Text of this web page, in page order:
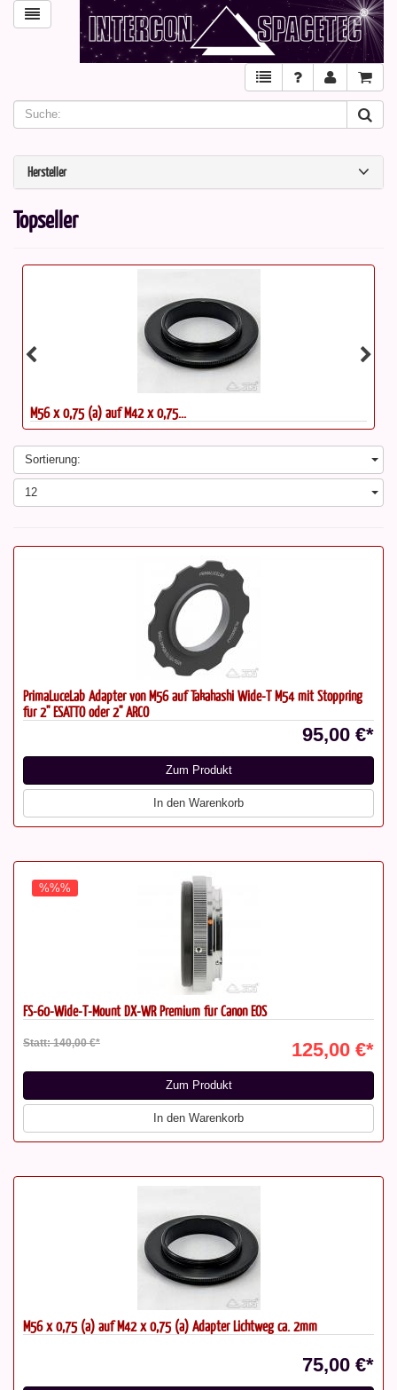
Hersteller
Topseller
M56 x 0,75 (a) auf M42 x 0,75...
Sortierung:
12
PrimaLuceLab Adapter von M56 auf Takahashi Wide-T M54 mit Stoppring
für 2" ESATTO oder 2" ARCO
95,00 €*
Zum Produkt
In den Warenkorb
%%%
FS-60-Wide-T-Mount DX-WR Premium für Canon EOS
Statt: 140,00 €* 125,00 €*
Zum Produkt
In den Warenkorb
M56 x 0,75 (a) auf M42 x 0,75 (a) Adapter Lichtweg ca. 2mm
75,00 €*